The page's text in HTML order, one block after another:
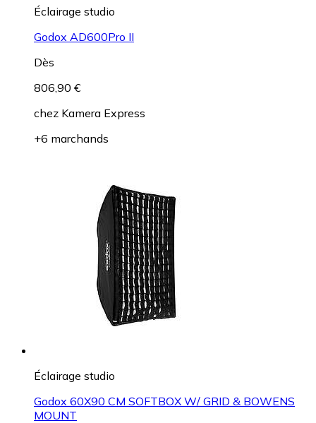
Éclairage studio
Godox AD600Pro II
Dès
806,90 €
chez Kamera Express
+6 marchands
Éclairage studio
Godox 60X90 CM SOFTBOX W/ GRID & BOWENS
MOUNT